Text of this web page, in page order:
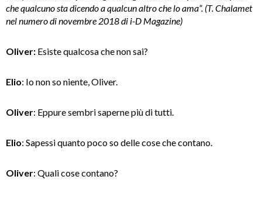
che qualcuno sta dicendo a qualcun altro che lo ama”. (T. Chalamet
nel numero di novembre 2018 di i-D Magazine)
Oliver: Esiste qualcosa che non sai?
Elio: Io non so niente, Oliver.
Oliver: Eppure sembri saperne più di tutti.
Elio: Sapessi quanto poco so delle cose che contano.
Oliver: Quali cose contano?